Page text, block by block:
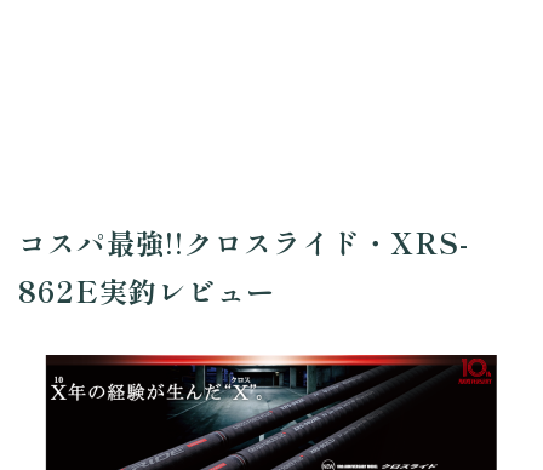
コスパ最強!!クロスライド・XRS-
862E実釣レビュー